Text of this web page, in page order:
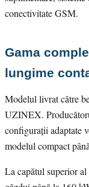
conectivitate GSM.
Gama
lungime
Modelul livrat către
UZINEX.
configurații adaptate
modelul compact
La capătul superior